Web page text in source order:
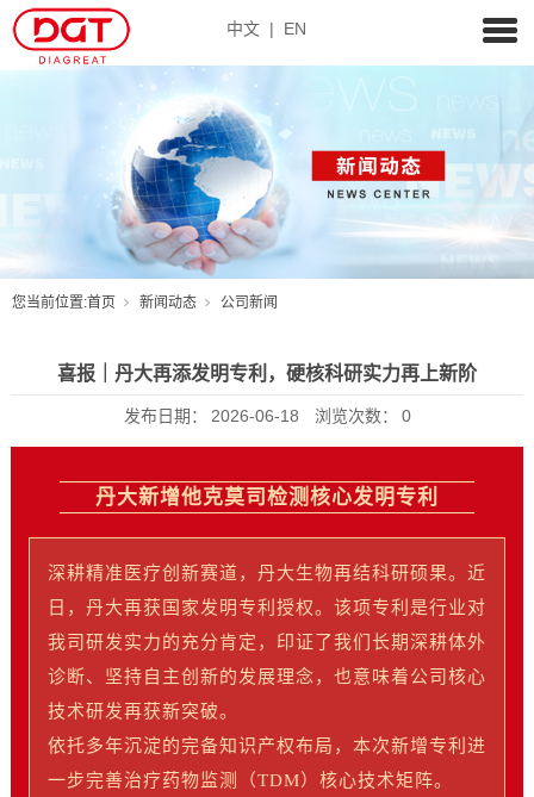
中文 | EN
您当前位置:首页 新闻动态 公司新闻
喜报｜丹大再添发明专利，硬核科研实力再上新阶
发布日期： 2026-06-18 浏览次数： 0
丹大新增他克莫司检测核心发明专利
深耕精准医疗创新赛道，丹大生物再结科研硕果。近
日，丹大再获国家发明专利授权。该项专利是行业对
我司研发实力的充分肯定，印证了我们长期深耕体外
诊断、坚持自主创新的发展理念，也意味着公司核心
技术研发再获新突破。
依托多年沉淀的完备知识产权布局，本次新增专利进
一步完善治疗药物监测（TDM）核心技术矩阵。